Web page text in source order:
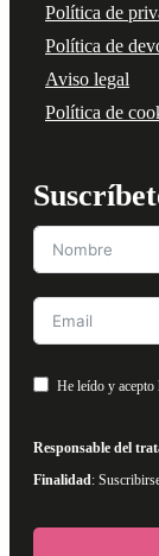
Política de
Política de
Aviso legal
Política de
He leído y acepto
Responsable del
Finalidad: